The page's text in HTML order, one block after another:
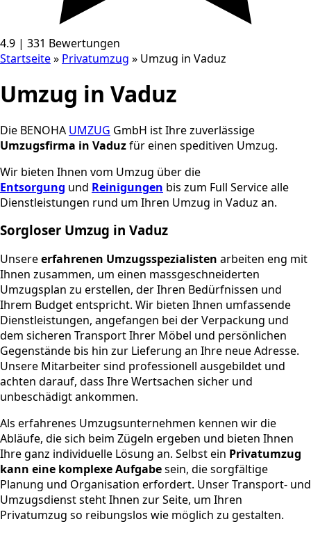
4.9 | 331 Bewertungen
Startseite» Privatumzug » Umzug in Vaduz
Umzug in Vaduz
Die BENOHA UMZUG GmbH ist Ihre zuverlässige
Umzugsfirma in Vaduzfür einen speditiven Umzug.
Wir bieten Ihnen vom Umzug über die
Entsorgung und Reinigungen bis zum Full Service alle
Dienstleistungen rund um Ihren Umzug in Vaduz an.
Sorgloser Umzug in Vaduz
Unsereerfahrenen Umzugsspezialisten arbeiten eng mit
Ihnen zusammen, um einen massgeschneiderten
Umzugsplan zu erstellen, der Ihren Bedürfnissen und
Ihrem Budget entspricht. Wir bieten Ihnen umfassende
Dienstleistungen, angefangen bei der Verpackung und
dem sicheren Transport Ihrer Möbel und persönlichen
Gegenstände bis hin zur Lieferung an Ihre neue Adresse.
Unsere Mitarbeiter sind professionell ausgebildet und
achten darauf, dass Ihre Wertsachen sicher und
unbeschädigt ankommen.
Als erfahrenes Umzugsunternehmen kennen wir die
Abläufe, die sich beim Zügeln ergeben und bieten Ihnen
Ihre ganz individuelle Lösung an. Selbst ein Privatumzug
kann eine komplexe Aufgabesein, die sorgfältige
Planung und Organisation erfordert. Unser Transport- und
Umzugsdienst steht Ihnen zur Seite, um Ihren
Privatumzug so reibungslos wie möglich zu gestalten.